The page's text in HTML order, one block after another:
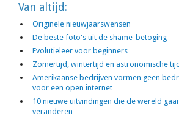
Van altijd:
Originele nieuwjaarswensen
De beste foto's uit de shame-betoging
Evolutieleer voor beginners
Zomertijd, wintertijd en astronomische
Amerikaanse bedrijven vormen geen
voor een open internet
10 nieuwe uitvindingen die de wereld
veranderen